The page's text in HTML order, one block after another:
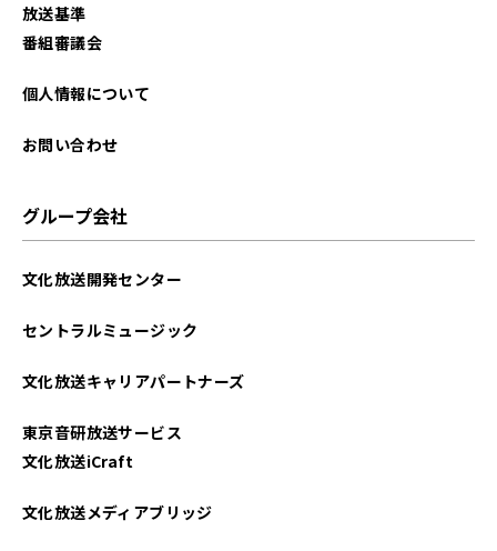
放送基準
番組審議会
個人情報について
お問い合わせ
グループ会社
文化放送開発センター
セントラルミュージック
文化放送キャリアパートナーズ
東京音研放送サービス
文化放送iCraft
文化放送メディアブリッジ